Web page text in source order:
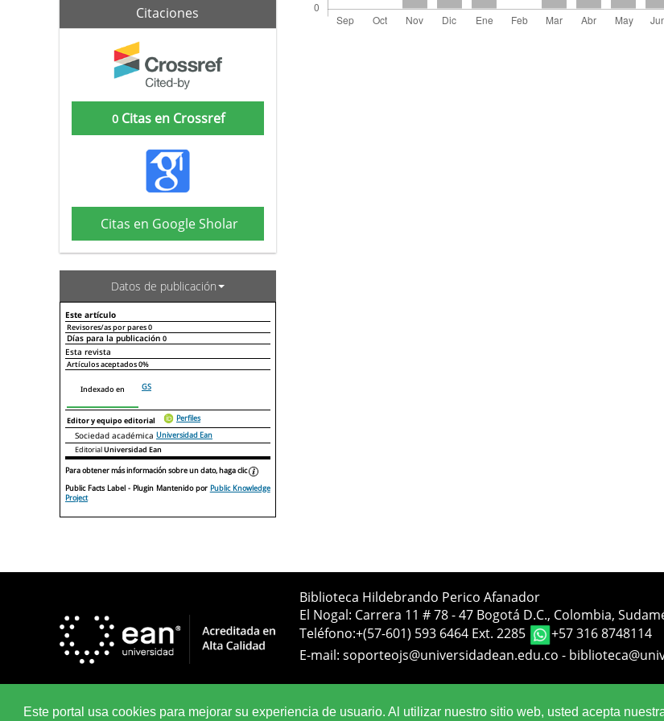
Este portal usa cookies para mejorar su experiencia de usuario. Al utilizar nuestro sitio web, usted acepta
Citaciones
0Citas en Crossref
Citas en Google Sholar
Datos de publicación
Este artículo
Revisores/as por pares0
Días para la publicación 0
Declaraciones de autoría
Esta revista
Artículos aceptados0%
Indexado en GS
Editor y equipo editorial Perfiles
Sociedad académica Universidad Ean
EditorialUniversidad Ean
Para obtener más información sobre un dato, haga clic
Public Facts Label- Plugin Mantenido por Public Knowledge
Project
Biblioteca Hildebrando Perico Afanador
El Nogal: Carrera 11 # 78 - 47 Bogotá D.C., Colombia,
Teléfono:+(57-601) 593 6464 Ext. 2285
+57 316 8748114
E-mail: soporteojs@universidadean.edu.co -
Sistema OJS - Metabiblioteca |